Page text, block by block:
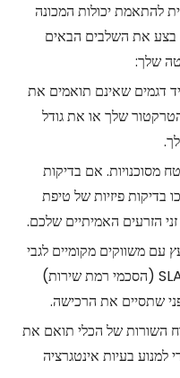
להתאמת יכולות המכונה
בצע את השלבים הבאים
שלך:
דגמים שאינם תואמים את
שלך או את גודל
מסוכנויות. אם בדיקות
פיזיות של טיפת
הזרעים האמיתיים שלכם.
עם משווקים מקומיים לגבי
זמינות חלקים. ודא שהם מציעים SLA (הסכמי רמת שירות)
שתסיים את הרכישה.
השורות של הכלי תואם את
למנוע בעיות אינטגרציה